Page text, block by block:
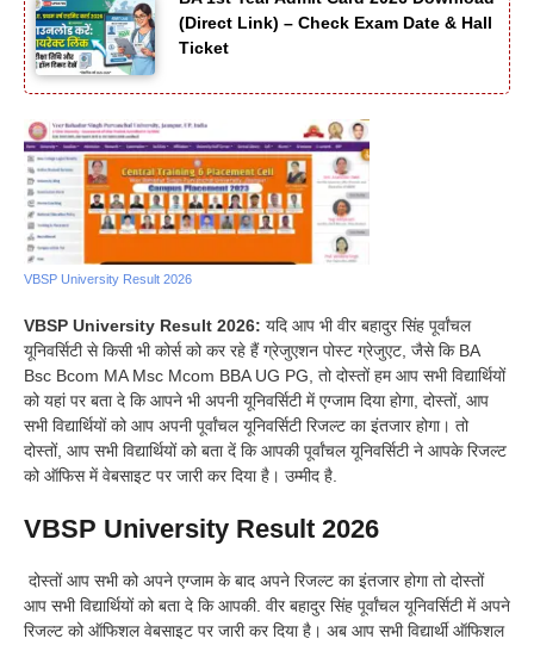
(Direct Link) – Check Exam Date & Hall
Ticket
VBSP University Result 2026
VBSP University Result 2026: यदि आप भी वीर बहादुर सिंह पूर्वांचल
यूनिवर्सिटी से किसी भी कोर्स को कर रहे हैं ग्रेजुएशन पोस्ट ग्रेजुएट, जैसे कि BA
Bsc Bcom MA Msc Mcom BBA UG PG, तो दोस्तों हम आप सभी विद्यार्थियों
को यहां पर बता दे कि आपने भी अपनी यूनिवर्सिटी में एग्जाम दिया होगा, दोस्तों, आप
सभी विद्यार्थियों को आप अपनी पूर्वांचल यूनिवर्सिटी रिजल्ट का इंतजार होगा। तो
दोस्तों, आप सभी विद्यार्थियों को बता दें कि आपकी पूर्वांचल यूनिवर्सिटी ने आपके रिजल्ट
को ऑफिस में वेबसाइट पर जारी कर दिया है। उम्मीद है.
VBSP University Result 2026
दोस्तों आप सभी को अपने एग्जाम के बाद अपने रिजल्ट का इंतजार होगा तो दोस्तों
आप सभी विद्यार्थियों को बता दे कि आपकी. वीर बहादुर सिंह पूर्वांचल यूनिवर्सिटी में अपने
रिजल्ट को ऑफिशल वेबसाइट पर जारी कर दिया है। अब आप सभी विद्यार्थी ऑफिशल